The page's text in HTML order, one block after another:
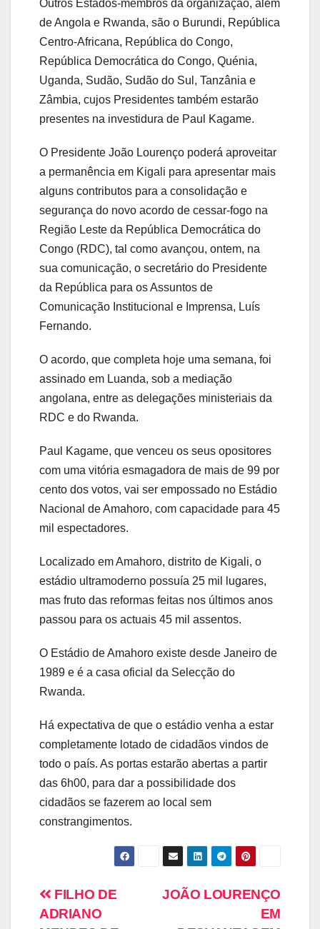
Outros Estados-membros da organização, além
de Angola e Rwanda, são o Burundi, República
Centro-Africana, República do Congo,
República Democrática do Congo, Quénia,
Uganda, Sudão, Sudão do Sul, Tanzânia e
Zâmbia, cujos Presidentes também estarão
presentes na investidura de Paul Kagame.
O Presidente João Lourenço poderá aproveitar
a permanência em Kigali para apresentar mais
alguns contributos para a consolidação e
segurança do novo acordo de cessar-fogo na
Região Leste da República Democrática do
Congo (RDC), tal como avançou, ontem, na
sua comunicação, o secretário do Presidente
da República para os Assuntos de
Comunicação Institucional e Imprensa, Luís
Fernando.
O acordo, que completa hoje uma semana, foi
assinado em Luanda, sob a mediação
angolana, entre as delegações ministeriais da
RDC e do Rwanda.
Paul Kagame, que venceu os seus opositores
com uma vitória esmagadora de mais de 99 por
cento dos votos, vai ser empossado no Estádio
Nacional de Amahoro, com capacidade para 45
mil espectadores.
Localizado em Amahoro, distrito de Kigali, o
estádio ultramoderno possuía 25 mil lugares,
mas fruto das reformas feitas nos últimos anos
passou para os actuais 45 mil assentos.
O Estádio de Amahoro existe desde Janeiro de
1989 e é a casa oficial da Selecção do
Rwanda.
Há expectativa de que o estádio venha a estar
completamente lotado de cidadãos vindos de
todo o país. As portas estarão abertas a partir
das 6h00, para dar a possibilidade dos
cidadãos se fazerem ao local sem
constrangimentos.
JOÃO LOURENÇO
EM
FILHO DE
ADRIANO